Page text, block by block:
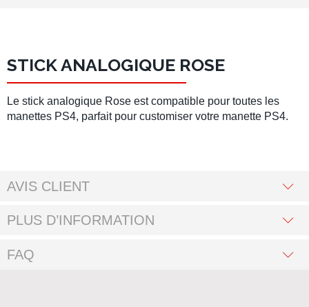
STICK ANALOGIQUE ROSE
Le stick analogique Rose est compatible pour toutes les
manettes PS4, parfait pour customiser votre manette PS4.
AVIS CLIENT
PLUS D’INFORMATION
FAQ